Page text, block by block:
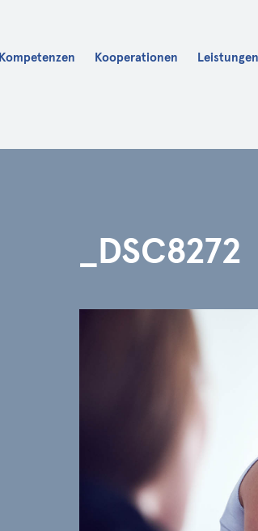
Kompetenzen Kooperationen Leistungen
_DSC8272